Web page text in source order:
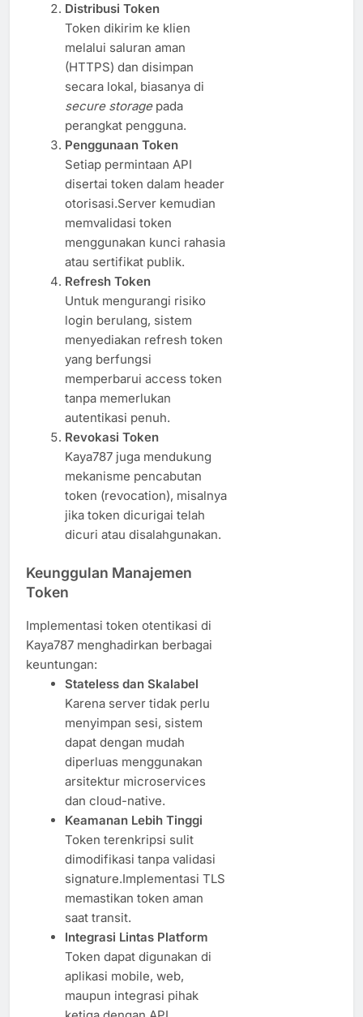
Distribusi Token
Token dikirim ke klien
melalui saluran aman
(HTTPS) dan disimpan
secara lokal, biasanya di
secure storagepada
perangkat pengguna.
Penggunaan Token
Setiap permintaan API
disertai token dalam header
otorisasi.Server kemudian
memvalidasi token
menggunakan kunci rahasia
atau sertifikat publik.
Refresh Token
Untuk mengurangi risiko
login berulang, sistem
menyediakan refresh token
yang berfungsi
memperbarui access token
tanpa memerlukan
autentikasi penuh.
Revokasi Token
Kaya787 juga mendukung
mekanisme pencabutan
token (revocation), misalnya
jika token dicurigai telah
dicuri atau disalahgunakan.
Keunggulan Manajemen
Token
Implementasi token otentikasi di
Kaya787 menghadirkan berbagai
keuntungan:
Stateless dan Skalabel
Karena server tidak perlu
menyimpan sesi, sistem
dapat dengan mudah
diperluas menggunakan
arsitektur microservices
dan cloud-native.
Keamanan Lebih Tinggi
Token terenkripsi sulit
dimodifikasi tanpa validasi
signature.Implementasi TLS
memastikan token aman
saat transit.
Integrasi Lintas Platform
Token dapat digunakan di
aplikasi mobile, web,
maupun integrasi pihak